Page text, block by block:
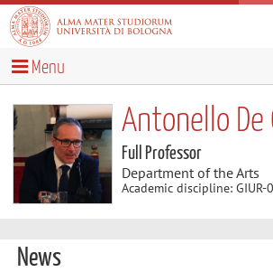
Menu
Antonello De
Full Professor
Department of the Arts
Academic discipline:
News